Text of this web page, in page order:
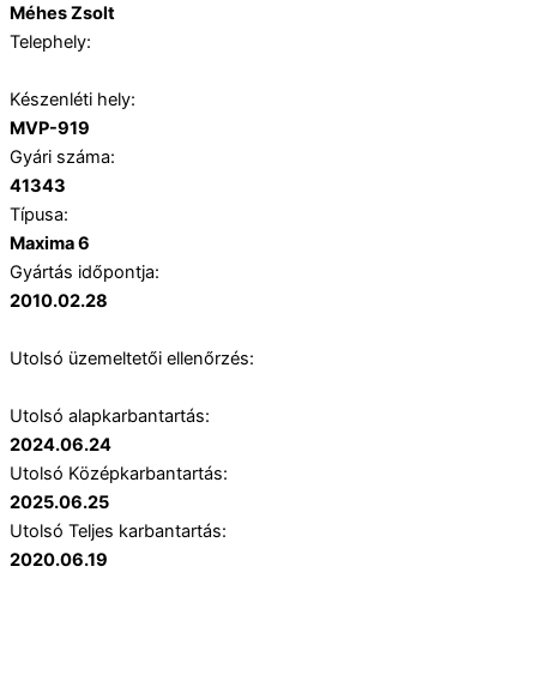
Méhes Zsolt
Telephely:
Készenléti hely:
MVP-919
Gyári száma:
41343
Típusa:
Maxima 6
Gyártás időpontja:
2010.02.28
Utolsó üzemeltetői ellenőrzés:
Utolsó alapkarbantartás:
2024.06.24
Utolsó Középkarbantartás:
2025.06.25
Utolsó Teljes karbantartás:
2020.06.19